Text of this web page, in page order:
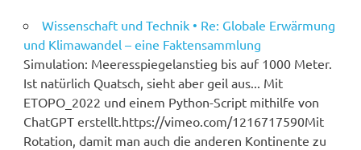
Wissenschaft und Technik • Re: Globale Erwärmung
und Klimawandel – eine Faktensammlung
Simulation: Meeresspiegelanstieg bis auf 1000 Meter.
Ist natürlich Quatsch, sieht aber geil aus... Mit
ETOPO_2022 und einem Python-Script mithilfe von
ChatGPT erstellt.https://vimeo.com/1216717590Mit
Rotation, damit man auch die anderen Kontinente zu